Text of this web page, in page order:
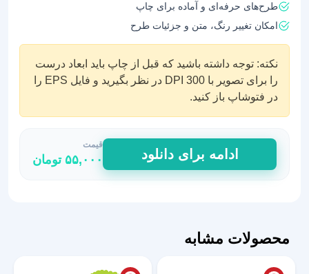
طرح‌های حرفه‌ای و آماده برای چاپ
امکان تغییر رنگ، متن و جزئیات طرح
نکته: توجه داشته باشید که قبل از چاپ باید ابعاد درست
را برای تصویر با DPI 300 در نظر بگیرید و فایل EPS را
در فتوشاپ باز کنید.
استیکر
اندازه
گیری
دایناسور
کیوت
ادامه برای دانلود
قیمت
۵۵,۰۰۰ تومان
محصولات مشابه